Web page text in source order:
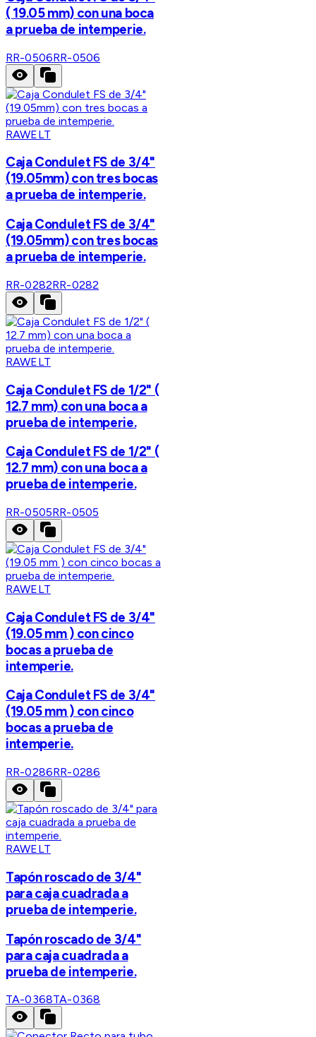
( 19.05 mm) con una boca
a prueba de intemperie.
RR-0506RR-0506
RAWELT
Caja Condulet FS de 3/4"
(19.05mm) con tres bocas
a prueba de intemperie.
Caja Condulet FS de 3/4"
(19.05mm) con tres bocas
a prueba de intemperie.
RR-0282RR-0282
RAWELT
Caja Condulet FS de 1/2" (
12.7 mm) con una boca a
prueba de intemperie.
Caja Condulet FS de 1/2" (
12.7 mm) con una boca a
prueba de intemperie.
RR-0505RR-0505
RAWELT
Caja Condulet FS de 3/4"
(19.05 mm ) con cinco
bocas a prueba de
intemperie.
Caja Condulet FS de 3/4"
(19.05 mm ) con cinco
bocas a prueba de
intemperie.
RR-0286RR-0286
RAWELT
Tapón roscado de 3/4"
para caja cuadrada a
prueba de intemperie.
Tapón roscado de 3/4"
para caja cuadrada a
prueba de intemperie.
TA-0368TA-0368